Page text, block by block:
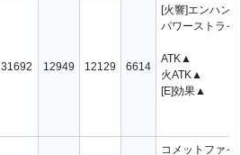
31692 12949 12129 6614
[火響]エンハン
パワーストライ
ATK▲
火ATK▲
[E]効果▲
コメットファイ